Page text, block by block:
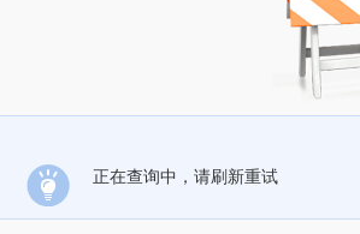
正在查询中，请刷新重试